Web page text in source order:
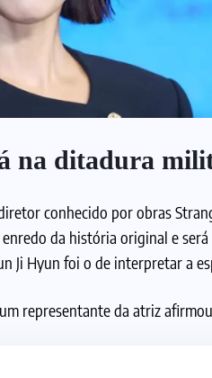
na ditadura
conhecido por obras
da história original e
Ji Hyun foi o de interpretar a
representante da atriz